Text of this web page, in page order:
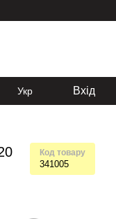
Укр Вхід
Код товару
341005